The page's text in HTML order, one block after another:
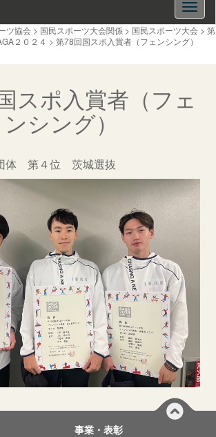
ツ協会 > 国民スポーツ大会関係 > 国民スポーツ大会 > 第
２０２４ > 第78回国スポ入賞者（フェンシング）
スポ入賞者（フェ
ンシング）
体 第４位 茨城選抜
事業・表彰